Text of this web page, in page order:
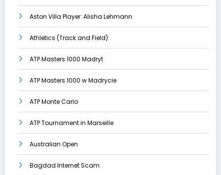
Aston Villa Player: Alisha Lehmann
Athletics (Track and Field)
ATP Masters 1000 Madryt
ATP Masters 1000 w Madrycie
ATP Monte Carlo
ATP Tournament in Marseille
Australian Open
Bagdad Internet Scam